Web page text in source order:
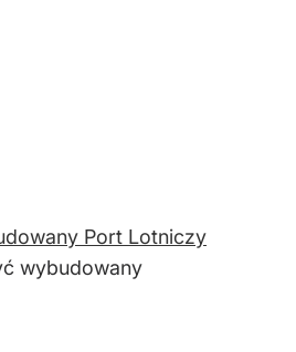
Port Lotniczy
wybudowany